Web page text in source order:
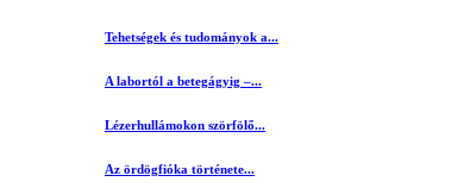
Tehetségek és tudományok a...
A labortól a betegágyig –...
Lézerhullámokon szörfölő...
Az ördögfióka története...